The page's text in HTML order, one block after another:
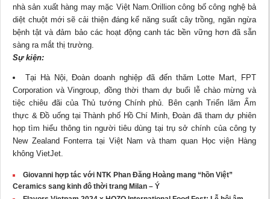
nhà sản xuất hàng may mặc Việt Nam.​​​​​​Orillion công bố công nghệ bả
diệt chuột mới sẽ cải thiện đáng kể năng suất cây trồng, ngăn ngừa
bệnh tật và đảm bảo các hoạt động canh tác bền vững hơn đã sẵn
sàng ra mắt thị trường.
Sự kiện:
Tại Hà Nội, Đoàn doanh nghiệp đã đến thăm Lotte Mart, FPT
Corporation và Vingroup, đồng thời tham dự buổi lễ chào mừng và
tiệc chiêu đãi của Thủ tướng Chính phủ. Bên cạnh Triển lãm Ẩm
thực & Đồ uống tại Thành phố Hồ Chí Minh, Đoàn đã tham dự phiên
họp tìm hiểu thông tin người tiêu dùng tại trụ sở chính của công ty
New Zealand Fonterra tại Việt Nam và tham quan Học viện Hàng
không VietJet.
Giovanni hợp tác với NTK Phan Đăng Hoàng mang “hồn Việt”
Ceramics sang kinh đô thời trang Milan – Ý